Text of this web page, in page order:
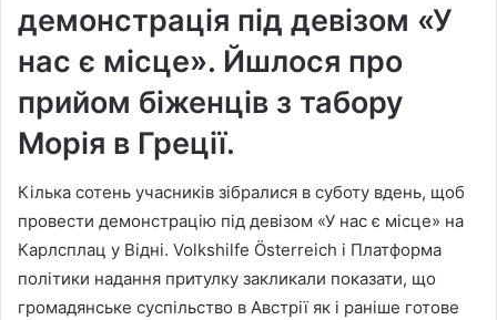
демонстрація під девізом «У
нас є місце». Йшлося про
прийом біженців з табору
Морія в Греції.
Кілька сотень учасників зібралися в суботу вдень, щоб
провести демонстрацію під девізом «У нас є місце» на
Карлсплац у Відні. Volkshilfe Österreich і Платформа
політики надання притулку закликали показати, що
громадянське суспільство в Австрії як і раніше готове